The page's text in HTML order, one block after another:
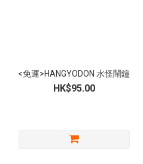
<免運>HANGYODON 水怪鬧鐘
HK$95.00